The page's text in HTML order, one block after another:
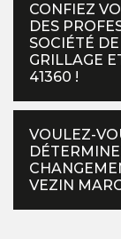
CONFIEZ
DES
SOCIÉTÉ
GRILLAGE
41360 !
VOULEZ-
VEZIN